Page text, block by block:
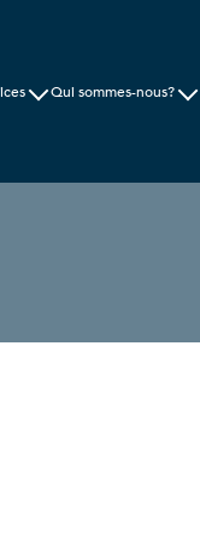
Qui sommes-nous?